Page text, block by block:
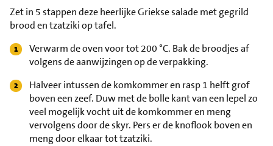
Zet in 5 stappen deze heerlijke Griekse salade met gegrild
brood en tzatziki op tafel.
Verwarm de oven voor tot 200 °C. Bak de broodjes af
volgens de aanwijzingen op de verpakking.
Halveer intussen de komkommer en rasp 1 helft grof
boven een zeef. Duw met de bolle kant van een lepel zo
veel mogelijk vocht uit de komkommer en meng
vervolgens door de skyr. Pers er de knoflook boven en
meng door elkaar tot tzatziki.